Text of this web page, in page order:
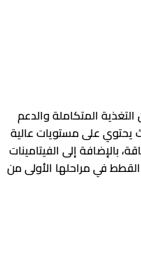
المتكاملة والدعم
على مستويات عالية
بالإضافة إلى الفيتامينات
في مراحلها الأولى من